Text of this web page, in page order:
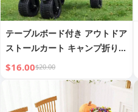
テーブルボード付き アウトドア
ストールカート キャンプ折りた
たみピクニックトロリートレー
ラー 大容量トロリー キャンプ
$16.00$20.00